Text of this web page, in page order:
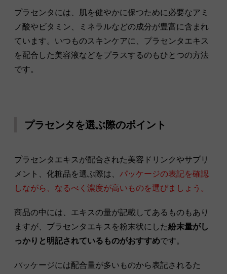
プラセンタには、肌を健やかに保つために必要なアミ
ノ酸やビタミン、ミネラルなどの成分が豊富に含まれ
ています。いつものスキンケアに、プラセンタエキス
を配合した美容液などをプラスするのもひとつの方法
です。
プラセンタを選ぶ際のポイント
プラセンタエキスが配合された美容ドリンクやサプリ
メント、化粧品を選ぶ際は、 パッケージの表記を確認
しながら、なるべく濃度が高いものを選びましょう。
商品の中には、エキスの量が記載してあるものもあり
ますが、プラセンタエキスを粉末状にした紛末量がし
っかりと明記されているものがおすすめです。
パッケージには配合量が多いものから表記されるた